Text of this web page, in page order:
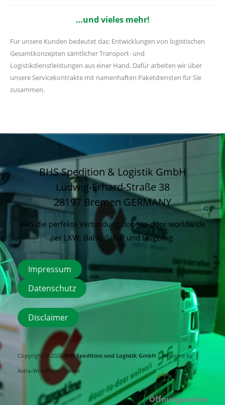
…und vieles mehr!
Für unsere Kunden bedeutet das: Entwicklungen von logistischen
Gesamtkonzepten sämtlicher Transport- und
Logistikdienstleistungen aus einer Hand. Dafür arbeiten wir über
unsere Servicekontrakte mit namenhaften Paketdiensten für Sie
zusammen.
BHS Spedition & Logistik GmbH
Ludwig-Erhard-Straße 38
28197 Bremen GERMANY
BHS die perfekte Verbindung door-to-door worldwide
per LKW, Bahn, Schiff und Flugzeug.
Impressum
Datenschutz
Disclaimer
Copyright © 2026 BHS Spedition und Logistik GmbH | Powered by
Astra-WordPress-Theme
Öffnungszeiten